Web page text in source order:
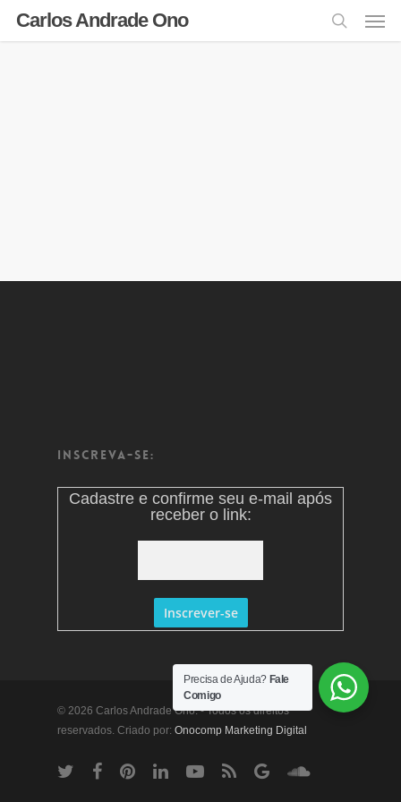
Carlos Andrade Ono
Inscreva-se:
Cadastre e confirme seu e-mail após
receber o link:
© 2026 Carlos Andrade Ono. - Todos os direitos
reservados. Criado por: Onocomp Marketing Digital
Precisa de Ajuda? Fale
Comigo